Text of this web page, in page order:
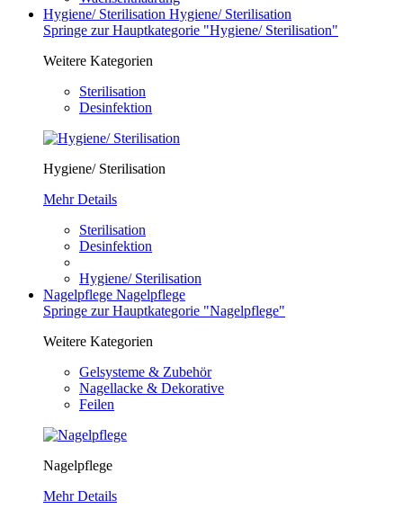
Hygiene/ Sterilisation Hygiene/ Sterilisation
Springe zur Hauptkategorie "Hygiene/ Sterilisation"
Weitere Kategorien
Sterilisation
Desinfektion
Hygiene/ Sterilisation
Mehr Details
Sterilisation
Desinfektion
Hygiene/ Sterilisation
Nagelpflege Nagelpflege
Springe zur Hauptkategorie "Nagelpflege"
Weitere Kategorien
Gelsysteme & Zubehör
Nagellacke & Dekorative
Feilen
Nagelpflege
Mehr Details